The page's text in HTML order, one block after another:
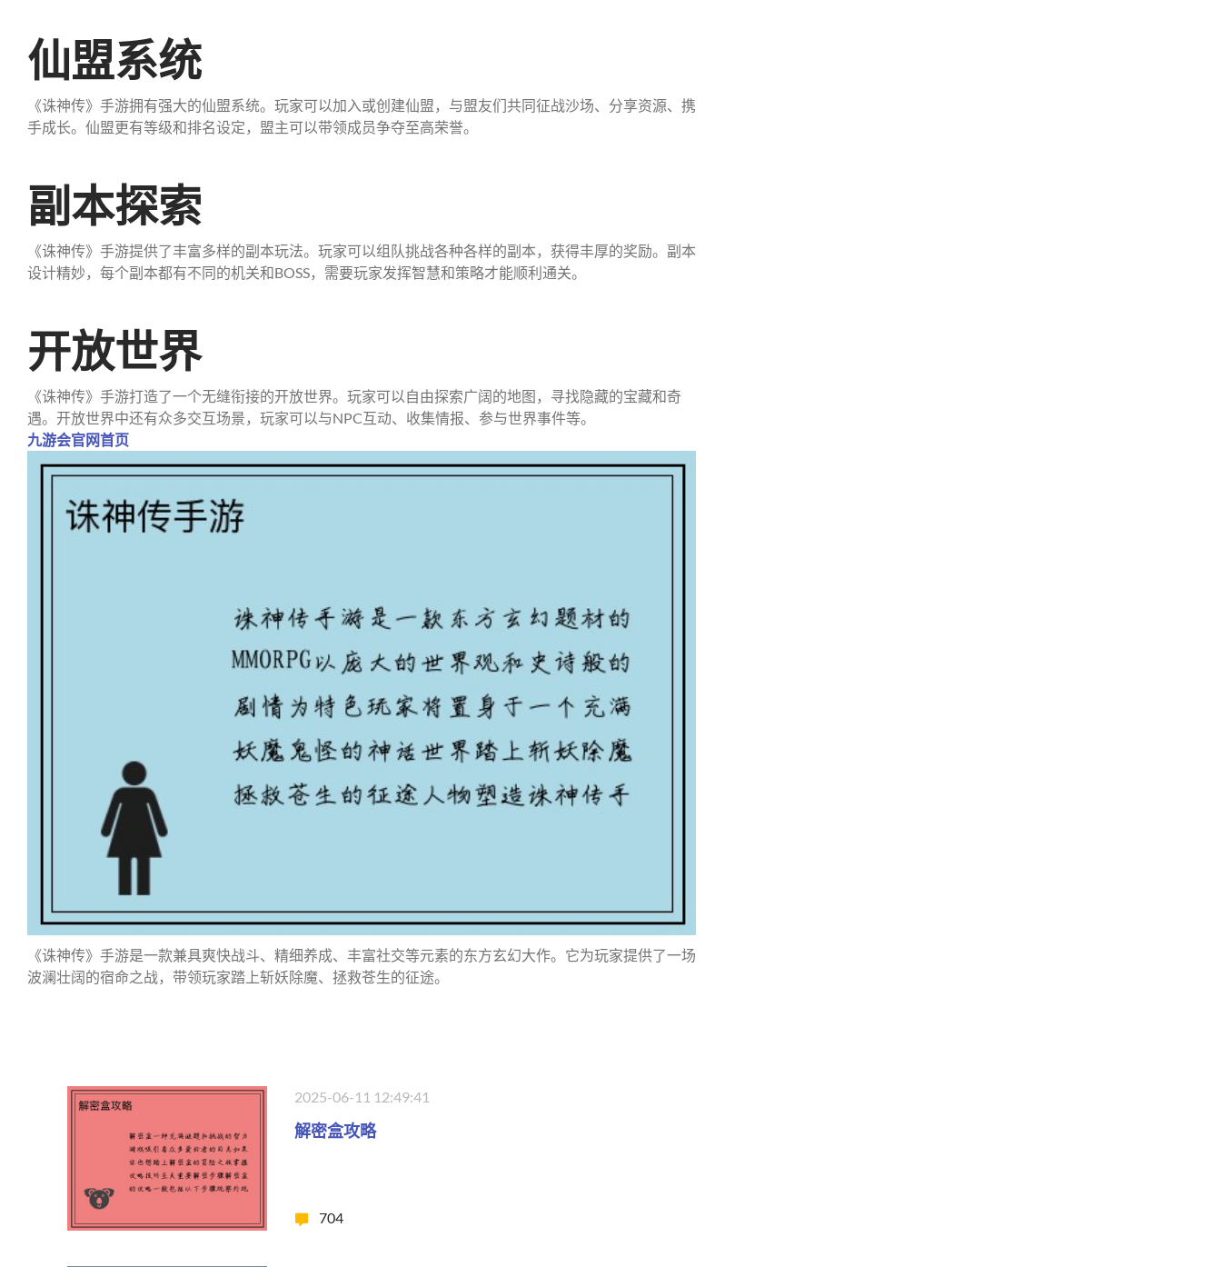
仙盟系统
《诛神传》手游拥有强大的仙盟系统。玩家可以加入或创建仙盟，与盟友们共同征战沙场、分享资源、携
手成长。仙盟更有等级和排名设定，盟主可以带领成员争夺至高荣誉。
副本探索
《诛神传》手游提供了丰富多样的副本玩法。玩家可以组队挑战各种各样的副本，获得丰厚的奖励。副本
设计精妙，每个副本都有不同的机关和BOSS，需要玩家发挥智慧和策略才能顺利通关。
开放世界
《诛神传》手游打造了一个无缝衔接的开放世界。玩家可以自由探索广阔的地图，寻找隐藏的宝藏和奇
遇。开放世界中还有众多交互场景，玩家可以与NPC互动、收集情报、参与世界事件等。
九游会官网首页
《诛神传》手游是一款兼具爽快战斗、精细养成、丰富社交等元素的东方玄幻大作。它为玩家提供了一场
波澜壮阔的宿命之战，带领玩家踏上斩妖除魔、拯救苍生的征途。
2025-06-11 12:49:41
解密盒攻略
704